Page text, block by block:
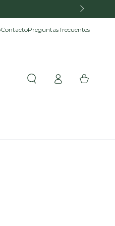
en la Unión Europea
ContactoPreguntas frecuentes
sesión
Carrito